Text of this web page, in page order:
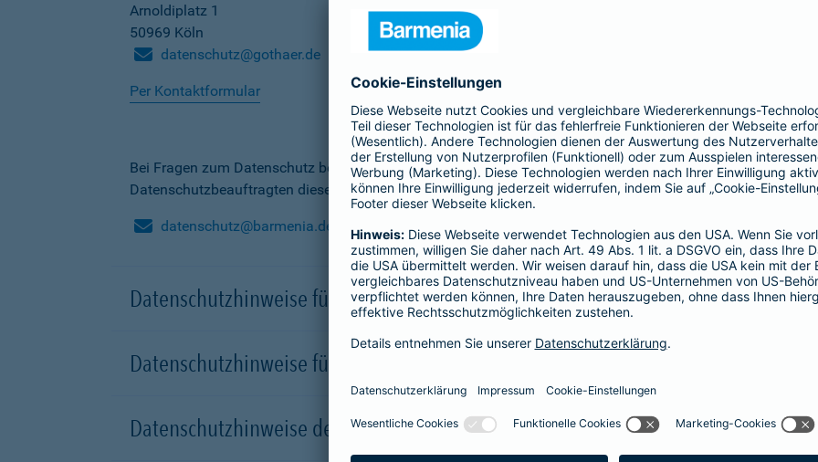
Arnoldiplatz 1
50969 Köln
datenschutz@gothaer.de
Per Kontaktformular
Bei Fragen zum Datenschutz bei der Barmenia Krankenversicherung AG und der Barmenia Allgemeine
Datenschutzbeauftragten dieser Gesellschaften kontaktieren.
datenschutz@barmenia.de
Datenschutzhinweise für Besucher der Webseite
Datenschutzhinweise für Onlinepräsenzen in sozialen Medien
Datenschutzhinweise der Versicherungsunternehmen